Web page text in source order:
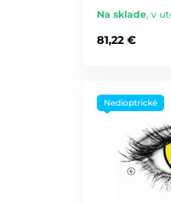
Na sklade, v
81,22 €
Nedioptrické